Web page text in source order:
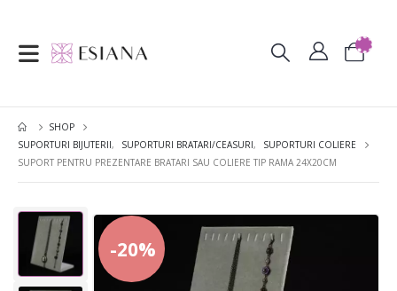
SHOP
SUPORTURI BIJUTERII, SUPORTURI BRATARI/CEASURI,
SUPORTURI COLIERE
SUPORT PENTRU PREZENTARE BRATARI SAU COLIERE TIP RAMA 24X20CM
-20%